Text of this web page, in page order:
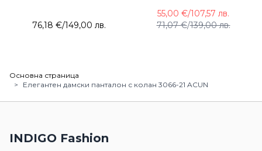
76,18 €/149,00 лв. 71,07 €/139,00 лв.
55,00 €/107,57 лв.
Основна страница
>
Елегантен дамски панталон с колан 3066-21 ACUN
INDIGO Fashion